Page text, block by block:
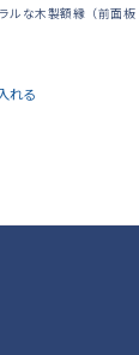
ルな木製額縁（前面板
れる